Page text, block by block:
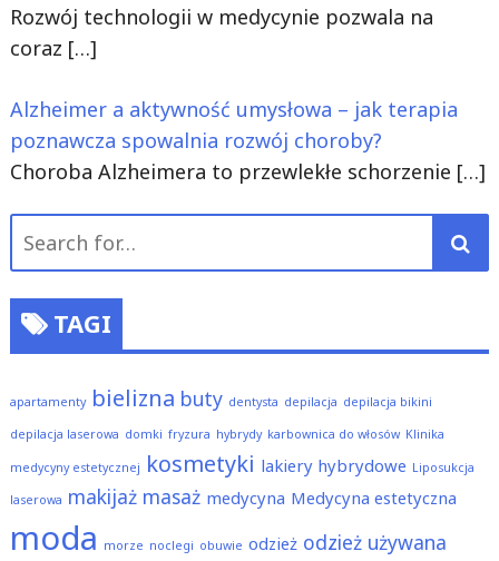
Rozwój technologii w medycynie pozwala na
coraz […]
Alzheimer a aktywność umysłowa – jak terapia
poznawcza spowalnia rozwój choroby?
Choroba Alzheimera to przewlekłe schorzenie […]
for:
TAGI
apartamenty bielizna buty dentysta depilacja depilacja bikini
depilacja laserowa domki fryzura hybrydy karbownica do włosów Klinika
medycyny estetycznej kosmetyki lakiery hybrydowe Liposukcja
laserowa makijaż masaż medycyna Medycyna estetyczna
moda morze noclegi obuwie odzież odzież używana